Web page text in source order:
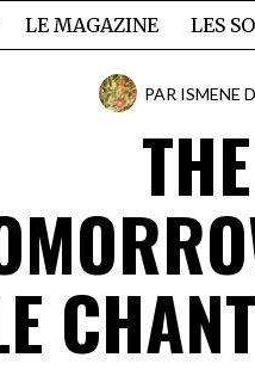
LE MAGAZINE LES
PAR ISMENE